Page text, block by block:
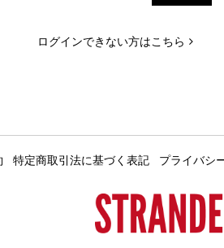
ログインできない方はこちら
特定商取引法に基づく表記 プライバシ